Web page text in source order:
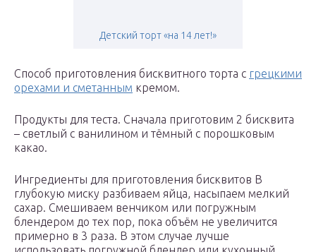
Детский торт «на 14 лет!»
Способ приготовления бисквитного торта с грецкими
орехами и сметанным кремом.
Продукты для теста. Сначала приготовим 2 бисквита
– светлый с ванилином и тёмный с порошковым
какао.
Ингредиенты для приготовления бисквитов В
глубокую миску разбиваем яйца, насыпаем мелкий
сахар. Смешиваем венчиком или погружным
блендером до тех пор, пока объём не увеличится
примерно в 3 раза. В этом случае лучше